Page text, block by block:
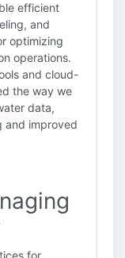
efficient
and
optimizing
operations.
and cloud-
the way we
data,
and improved
for